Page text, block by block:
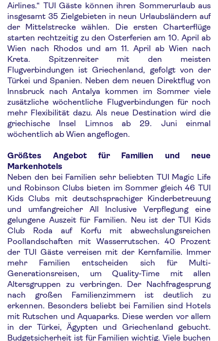
Airlines.“ TUI Gäste können ihren Sommerurlaub aus
insgesamt 35 Zielgebieten in neun Urlaubsländern auf
der Mittelstrecke wählen. Die ersten Charterflüge
starten rechtzeitig zu den Osterferien am 10. April ab
Wien nach Rhodos und am 11. April ab Wien nach
Kreta. Spitzenreiter mit den meisten
Flugverbindungen ist Griechenland, gefolgt von der
Türkei und Spanien. Neben dem neuen Direktflug von
Innsbruck nach Antalya kommen im Sommer viele
zusätzliche wöchentliche Flugverbindungen für noch
mehr Flexibilität dazu. Als neue Destination wird die
griechische Insel Limnos ab 29. Juni einmal
wöchentlich ab Wien angeflogen.
Größtes Angebot für Familien und neue
Markenhotels
Neben den bei Familien sehr beliebten TUI Magic Life
und Robinson Clubs bieten im Sommer gleich 46 TUI
Kids Clubs mit deutschsprachiger Kinderbetreuung
und umfangreicher All Inclusive Verpflegung eine
gelungene Auszeit für Familien. Neu ist der TUI Kids
Club Roda auf Korfu mit abwechslungsreichen
Poollandschaften mit Wasserrutschen. 40 Prozent
der TUI Gäste verreisen mit der Kernfamilie. Immer
mehr Familien entscheiden sich für Multi-
Generationsreisen, um Quality-Time mit allen
Altersgruppen zu verbringen. Der Nachfragesprung
nach großen Familienzimmern ist deutlich zu
erkennen. Besonders beliebt bei Familien sind Hotels
mit Rutschen und Aquaparks. Diese werden vor allem
in der Türkei, Ägypten und Griechenland gebucht.
Budgetsicherheit ist für Familien wichtig. Viele buchen